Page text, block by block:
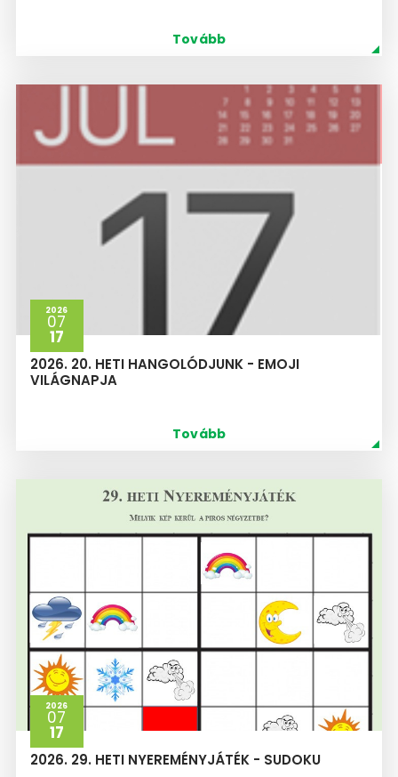
Tovább
2026
07
17
2026. 20. HETI HANGOLÓDJUNK - EMOJI
VILÁGNAPJA
Tovább
2026
07
17
2026. 29. HETI NYEREMÉNYJÁTÉK - SUDOKU